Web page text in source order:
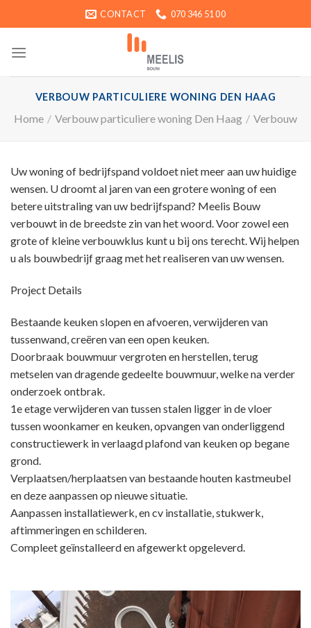
naar
CONTACT 070 346 51 00
VERBOUW PARTICULIERE WONING DEN HAAG
Home / Verbouw particuliere woning Den Haag / Verbouw
Uw woning of bedrijfspand voldoet niet meer aan uw huidige
wensen. U droomt al jaren van een grotere woning of een
betere uitstraling van uw bedrijfspand? Meelis Bouw
verbouwt in de breedste zin van het woord. Voor zowel een
grote of kleine verbouwklus kunt u bij ons terecht. Wij helpen
u als bouwbedrijf graag met het realiseren van uw wensen.
Project Details
Bestaande keuken slopen en afvoeren, verwijderen van
tussenwand, creëren van een open keuken.
Doorbraak bouwmuur vergroten en herstellen, terug
metselen van dragende gedeelte bouwmuur, welke na verder
onderzoek ontbrak.
1e etage verwijderen van tussen stalen ligger in de vloer
tussen woonkamer en keuken, opvangen van onderliggend
constructiewerk in verlaagd plafond van keuken op begane
grond.
Verplaatsen/herplaatsen van bestaande houten kastmeubel
en deze aanpassen op nieuwe situatie.
Aanpassen installatiewerk, en cv installatie, stukwerk,
aftimmeringen en schilderen.
Compleet geïnstalleerd en afgewerkt opgeleverd.